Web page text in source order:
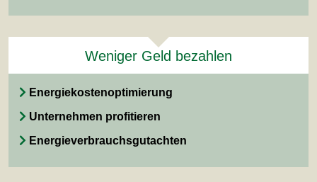
Weniger Geld bezahlen
Energiekostenoptimierung
Unternehmen profitieren
Energieverbrauchsgutachten